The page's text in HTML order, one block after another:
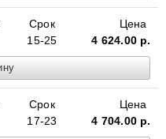
Срок
15-25
Цена
4 624.00 р.
Срок
17-23
Цена
4 704.00 р.